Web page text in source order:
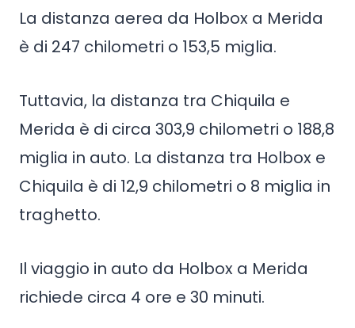
La distanza aerea da Holbox a Merida
è di 247 chilometri o 153,5 miglia.
Tuttavia, la distanza tra Chiquila e
Merida è di circa 303,9 chilometri o 188,8
miglia in auto. La distanza tra Holbox e
Chiquila è di 12,9 chilometri o 8 miglia in
traghetto.
Il viaggio in auto da Holbox a Merida
richiede circa 4 ore e 30 minuti.